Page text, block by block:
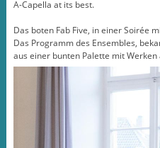
A-Capella at its best.
Das boten Fab Five, in einer Soirée
Das Programm des Ensembles,
aus einer bunten Palette mit